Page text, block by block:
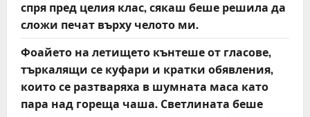
спря пред целия клас, сякаш беше решила да
сложи печат върху челото ми.
Фоайето на летището кънтеше от гласове,
търкалящи се куфари и кратки обявления,
които се разтваряха в шумната маса като
пара над гореща чаша. Светлината беше